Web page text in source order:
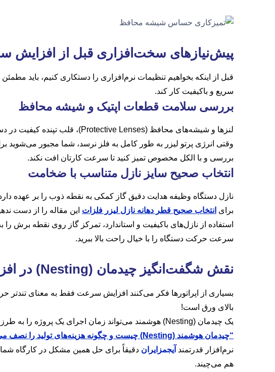
پیش‌نیازهای سخت‌افزاری قبل از افزایش
قبل از اینکه بخواهیم تنظیمات نرم‌افزاری را دستکاری کنیم، باید
سریع و باکیفیت کار کند.
بررسی سلامت قطعات اپتیک و شیشه محافظ
لنزها و شیشه‌های محافظ (Protective Lenses)، قلب تپنده کیفیت در دستگاه شما هستند. اگر این قطعات کثیف، کدر یا دارای نقطه سوختگی باشند، انرژی لیزر هدر می‌رود.
وقتی انرژی پرتو لیزر به طور کامل به فلز نرسد، شما مجبور
بررسی و با الکل مخصوص تمیز کنید تا سرعت کارتان افت نکند.
انتخاب صحیح سایز نازل متناسب با ضخامت
نازل دستگاه وظیفه هدایت دقیق گاز کمکی به نقطه ذوب را بر عهده
برای انتخاب صحیح قطر دهانه نازل لیزر فلزات این مقاله را از دست
استفاده از نازل‌های باکیفیت و استاندارد، تمرکز گاز روی نقطه
سرعت حرکت دستگاه را با خیال راحت بالا ببرید.
نقش شگفت‌انگیز چیدمان (Nesting) در
بسیاری از اپراتورها فکر می‌کنند افزایش سرعت فقط به معنای تندتر
بالای ورق است!
یک چیدمان (Nesting) هوشمند می‌تواند زمان اجرای یک پروژه را به طرز شگفت‌انگیزی کاهش دهد. اینجاست که قدرت نرم‌افزارهای تخصصی به چشم می‌آید.
“چیدمان هوشمند (Nesting) چیست و چگونه هزینه‌های تولید را نصف می‌کند؟
نرم‌افزار قدرتمند آیجمزایران دقیقاً برای حل همین مشکل در کارگاه
هم می‌چیند.